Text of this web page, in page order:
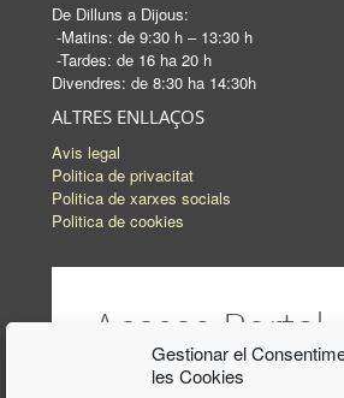
Gestionar el
les Cookies
De Dilluns a Dijous:
-Matins: de 9:30 h – 13:30 h
-Tardes: de 16 ha 20 h
Divendres: de 8:30 ha 14:30h
ALTRES ENLLAÇOS
Avis legal
Politica de privacitat
Politica de xarxes socials
Politica de cookies